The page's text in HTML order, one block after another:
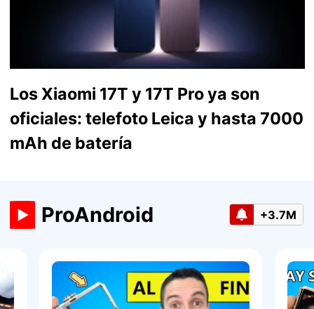
Los Xiaomi 17T y 17T Pro ya son
oficiales: telefoto Leica y hasta 7000
mAh de batería
ProAndroid +3.7M